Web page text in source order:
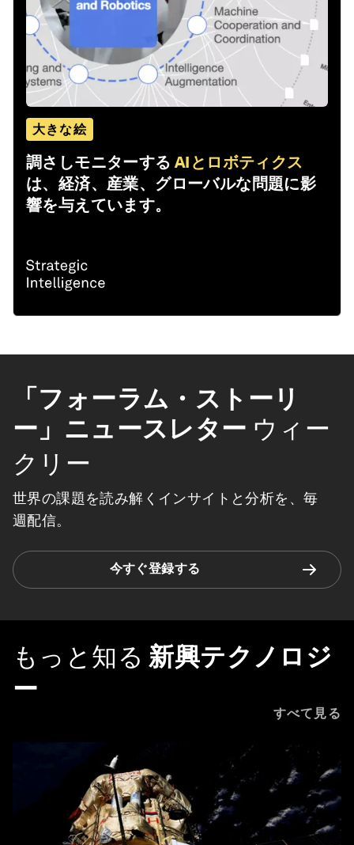
大きな絵
調さしモニターする AIとロボティクス
は、経済、産業、グローバルな問題に影
響を与えています。
「フォーラム・ストーリ
ー」ニュースレター ウィー
クリー
世界の課題を読み解くインサイトと分析を、毎
週配信。
今すぐ登録する
もっと知る 新興テクノロジ
ー
すべて見る